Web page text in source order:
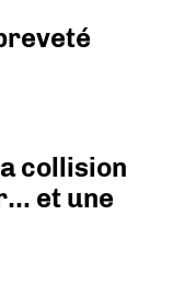
collision
et une